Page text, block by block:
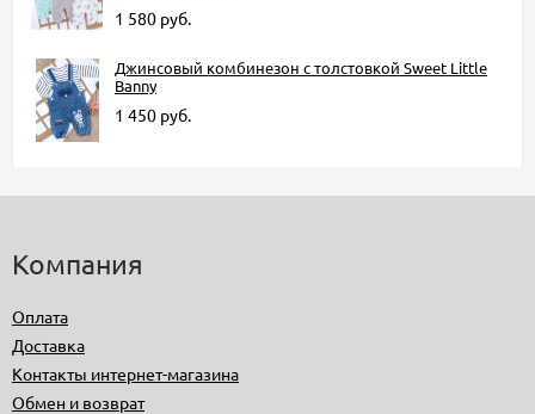
1 580 руб.
Джинсовый комбинезон с толстовкой Sweet Little
Banny
1 450 руб.
Компания
Оплата
Доставка
Контакты интернет-магазина
Обмен и возврат